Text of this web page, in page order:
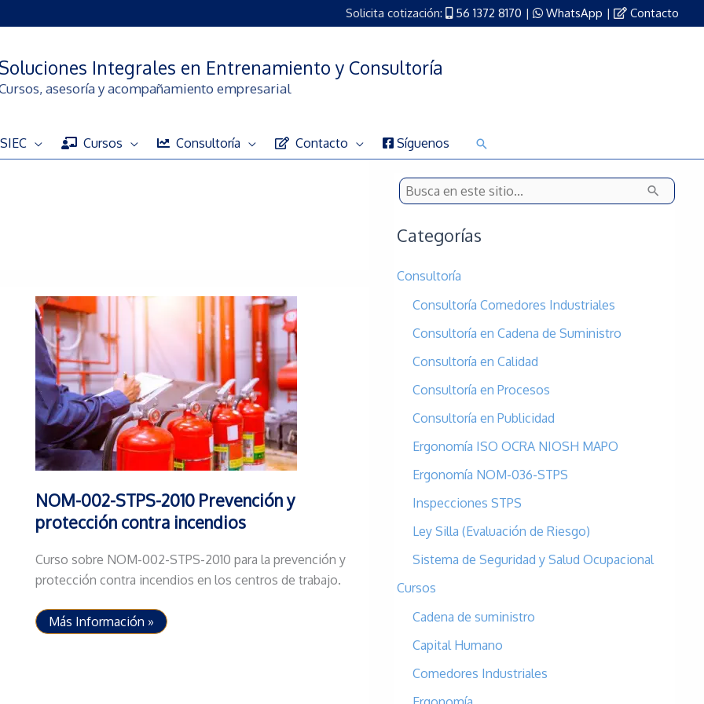
Solicita cotización: 56 1372 8170 | WhatsApp | Contacto
Soluciones Integrales en Entrenamiento y Consultoría
asesoría y acompañamiento empresarial
Cursos Consultoría Contacto Síguenos Buscar
NOM-002-STPS-2010 Prevención y
protección contra incendios
Curso sobre NOM-002-STPS-2010 para la prevención y
protección contra incendios en los centros de trabajo.
NOM-
002-
Más Información »
B
s
Categorías
Consultoría
Consultoría Comedores Industriales
Consultoría en Cadena de Suministro
Consultoría en Calidad
Consultoría en Procesos
Consultoría en Publicidad
Ergonomía ISO OCRA NIOSH MAPO
Ergonomía NOM-036-STPS
Inspecciones STPS
Ley Silla (Evaluación de Riesgo)
Sistema de Seguridad y Salud Ocupacional
Cursos
Cadena de suministro
Capital Humano
Comedores Industriales